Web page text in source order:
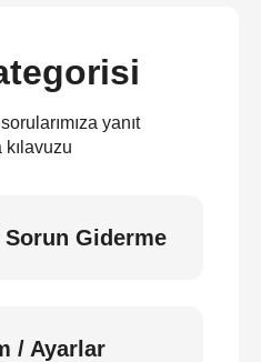
yanıt
kılavuzu
Sorun Giderme
/ Ayarlar